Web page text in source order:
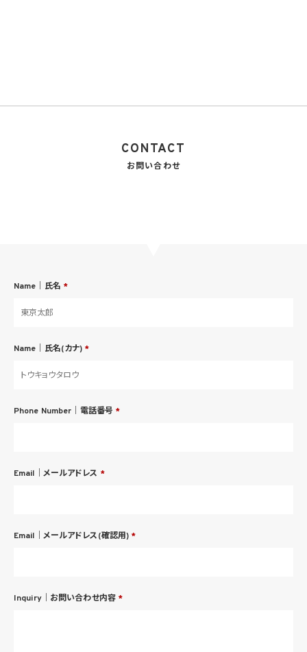
CONTACT
お問い合わせ
Name｜氏名 *
Name｜氏名(カナ) *
Phone Number｜電話番号 *
Email｜メールアドレス *
Email｜メールアドレス(確認用) *
Inquiry｜お問い合わせ内容 *